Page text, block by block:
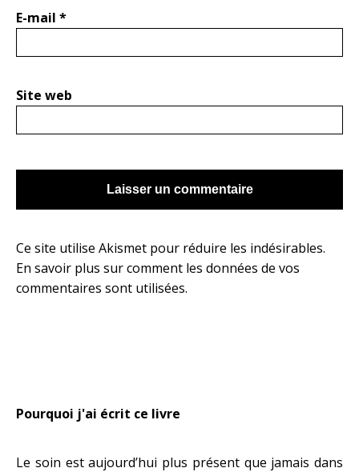
E-mail *
Site web
Ce site utilise Akismet pour réduire les indésirables.
En savoir plus sur comment les données de vos
commentaires sont utilisées.
Pourquoi j'ai écrit ce livre
Le soin est aujourd’hui plus présent que jamais dans